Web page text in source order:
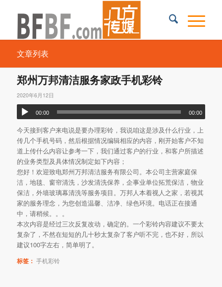
文章列表
郑州万邦清洁服务家政手机彩铃
2020年6月12日
00:00 00:00
今天接到客户来电说是要办理彩铃，我说咱这是涉及什么行业，上
传几个手机号码，然后根据情况编辑相应的内容，刚开始客户不知
道上传什么内容让参考一下，我们通过客户的行业，和客户所描述
的业务类型及具体情况制定如下内容；
您好！欢迎致电郑州万邦清洁服务有限公司。本公司主营家庭保
洁，地毯、窗帘清洗，沙发清洗保养，企事业单位拓荒保洁，物业
保洁，外墙玻璃幕清洗等服务项目。万邦人本着视人之家，若视其
家的服务理念，为您创造温馨、洁净、绿色环境。电话正在接通
中，请稍候。。。
本次内容是经过三次反复改动，确定的。一个彩铃内容建议不要太
复杂了，不然在短短的几十秒太复杂了客户听不完，也不好，所以
建议100字左右，简单明了。
标签： 手机彩铃